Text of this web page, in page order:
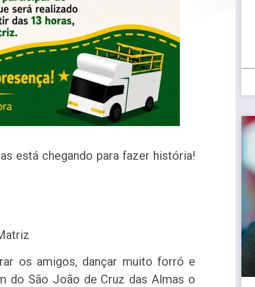
está chegando para fazer história!
os amigos, dançar muito forró e
do São João de Cruz das Almas o